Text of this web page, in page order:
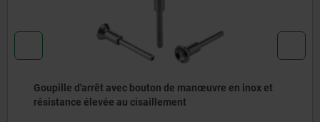
Goupille d'arrêt avec bouton de manœuvre en inox